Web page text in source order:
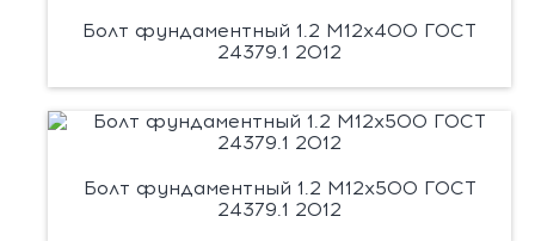
Болт фундаментный 1.2 М12х400 ГОСТ
24379.1 2012
Болт фундаментный 1.2 М12х500 ГОСТ
24379.1 2012